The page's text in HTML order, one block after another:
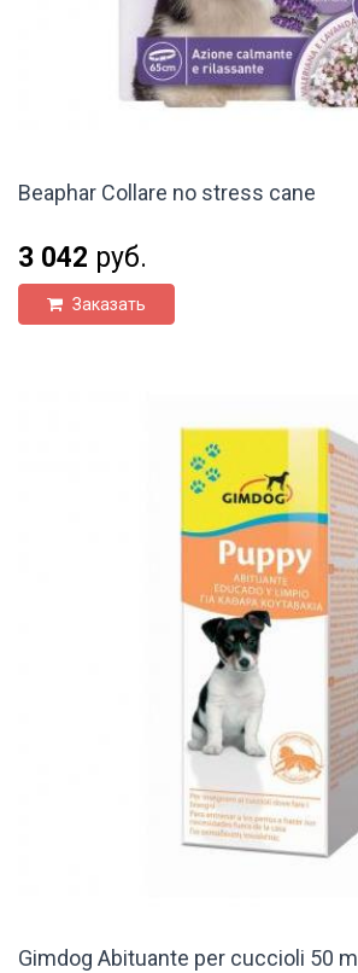
Beaphar Collare no stress cane
3 042 руб.
Заказать
Gimdog Abituante per cuccioli 50 ml